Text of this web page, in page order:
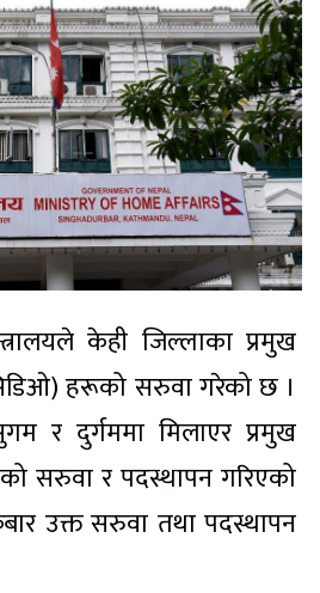
केही जिल्लाका प्रमुख
हरूको सरुवा गरेको छ ।
र दुर्गममा मिलाएर प्रमुख
सरुवा र पदस्थापन गरिएको
उक्त सरुवा तथा पदस्थापन